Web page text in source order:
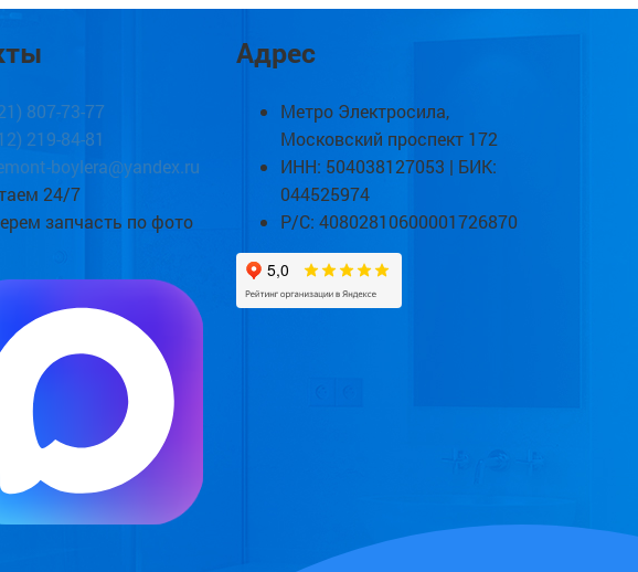
807-73-77
219-84-81
boylera@yandex.ru
24/7
запчасть по фото
Адрес
Метро Электросила,
Московский проспект 172
ИНН: 504038127053 | БИК:
044525974
Р/С: 40802810600001726870